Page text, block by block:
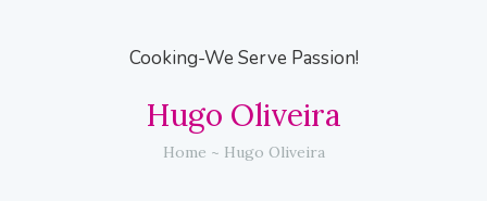
Hugo Oliveira
Home Hugo Oliveira